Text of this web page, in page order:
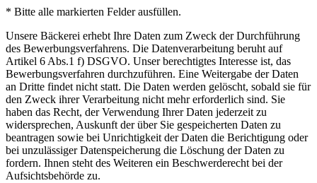
* Bitte alle markierten Felder ausfüllen.
Unsere Bäckerei erhebt Ihre Daten zum Zweck der Durchführung
des Bewerbungsverfahrens. Die Datenverarbeitung beruht auf
Artikel 6 Abs.1 f) DSGVO. Unser berechtigtes Interesse ist, das
Bewerbungsverfahren durchzuführen. Eine Weitergabe der Daten
an Dritte findet nicht statt. Die Daten werden gelöscht, sobald sie für
den Zweck ihrer Verarbeitung nicht mehr erforderlich sind. Sie
haben das Recht, der Verwendung Ihrer Daten jederzeit zu
widersprechen, Auskunft der über Sie gespeicherten Daten zu
beantragen sowie bei Unrichtigkeit der Daten die Berichtigung oder
bei unzulässiger Datenspeicherung die Löschung der Daten zu
fordern. Ihnen steht des Weiteren ein Beschwerderecht bei der
Aufsichtsbehörde zu.